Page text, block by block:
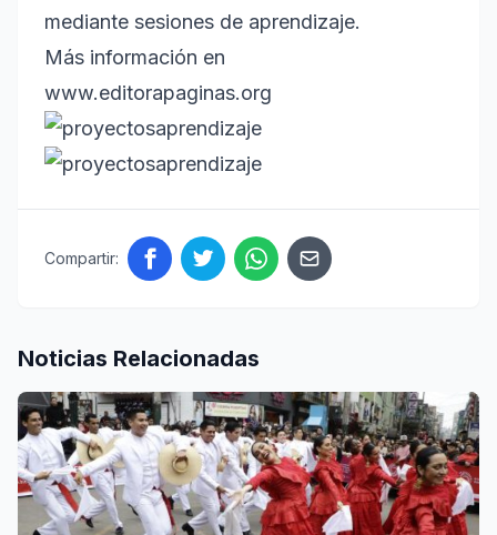
mediante sesiones de aprendizaje.
Más información en
www.editorapaginas.org
Compartir:
Noticias Relacionadas